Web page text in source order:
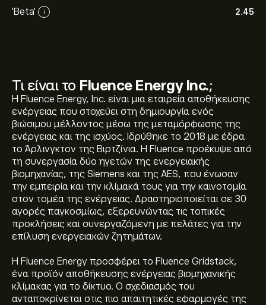
'Beta' i 2.45
Τι είναι το Fluence Energy Inc.;
Η Fluence Energy, Inc. είναι μια εταιρεία αποθήκευσης
ενέργειας που στοχεύει στη δημιουργία ενός
βιώσιμου μέλλοντος μέσω της μεταμόρφωσης της
ενέργειας και της ισχύος. Ιδρύθηκε το 2018 με έδρα
το Άρλινγκτον της Βιρτζίνια. Η Fluence προέκυψε από
τη συνεργασία δύο ηγετών της ενεργειακής
βιομηχανίας, της Siemens και της AES, που ένωσαν
την εμπειρία και την κλίμακά τους για την καινοτομία
στον τομέα της ενέργειας. Δραστηριοποιείται σε 30
αγορές παγκοσμίως, εξερευνώντας τις τοπικές
προκλήσεις και συνεργαζόμενη με πελάτες για την
επίλυση ενεργειακών ζητημάτων.
Η Fluence Energy προσφέρει το Fluence Gridstack,
ένα προϊόν αποθήκευσης ενέργειας βιομηχανικής
κλίμακας για το δίκτυο. Ο σχεδιασμός του
ανταποκρίνεται στις πιο απαιτητικές εφαρμογές της